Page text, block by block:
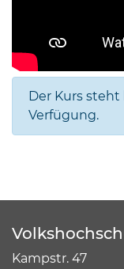
Der Kurs
Verfügung.
Kampstr. 47